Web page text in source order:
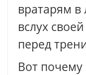
вратарям в
вслух
перед
Вот